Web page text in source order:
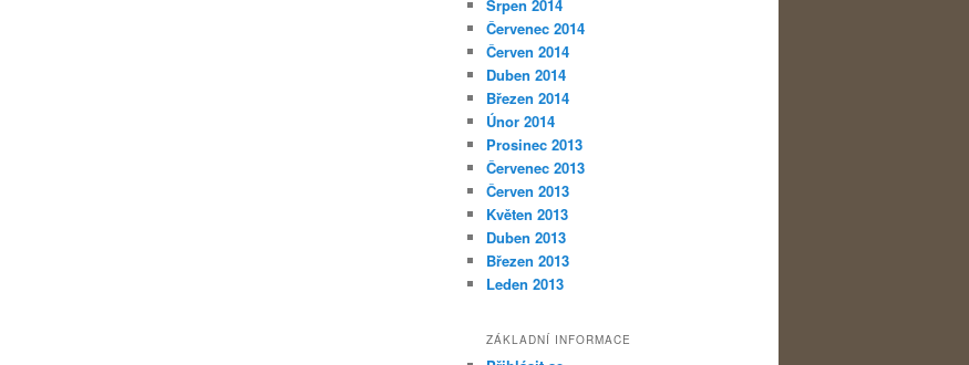
Srpen 2014
Červenec 2014
Červen 2014
Duben 2014
Březen 2014
Únor 2014
Prosinec 2013
Červenec 2013
Červen 2013
Květen 2013
Duben 2013
Březen 2013
Leden 2013
ZÁKLADNÍ INFORMACE